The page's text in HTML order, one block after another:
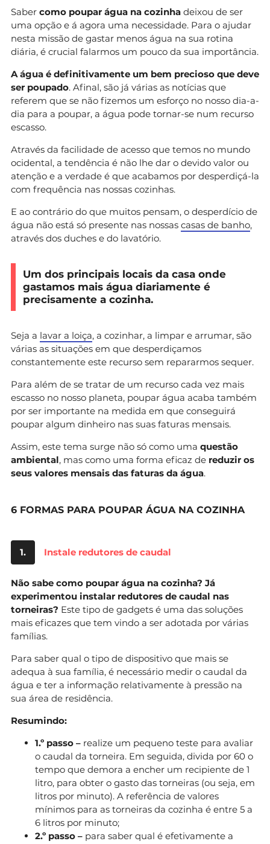
Saber como poupar água na cozinha deixou de ser
uma opção e á agora uma necessidade. Para o ajudar
nesta missão de gastar menos água na sua rotina
diária, é crucial falarmos um pouco da sua importância.
A água é definitivamente um bem precioso que deve
ser poupado. Afinal, são já várias as notícias que
referem que se não fizemos um esforço no nosso dia-a-
dia para a poupar, a água pode tornar-se num recurso
escasso.
Através da facilidade de acesso que temos no mundo
ocidental, a tendência é não lhe dar o devido valor ou
atenção e a verdade é que acabamos por desperdiçá-la
com frequência nas nossas cozinhas.
E ao contrário do que muitos pensam, o desperdício de
água não está só presente nas nossas casas de banho,
através dos duches e do lavatório.
Um dos principais locais da casa onde
gastamos mais água diariamente é
precisamente a cozinha.
Seja a lavar a loiça, a cozinhar, a limpar e arrumar, são
várias as situações em que desperdiçamos
constantemente este recurso sem repararmos sequer.
Para além de se tratar de um recurso cada vez mais
escasso no nosso planeta, poupar água acaba também
por ser importante na medida em que conseguirá
poupar algum dinheiro nas suas faturas mensais.
Assim, este tema surge não só como uma questão
ambiental, mas como uma forma eficaz de reduzir os
seus valores mensais das faturas da água.
6 FORMAS PARA POUPAR ÁGUA NA COZINHA
1. Instale redutores de caudal
Não sabe como poupar água na cozinha? Já
experimentou instalar redutores de caudal nas
torneiras? Este tipo de gadgets é uma das soluções
mais eficazes que tem vindo a ser adotada por várias
famílias.
Para saber qual o tipo de dispositivo que mais se
adequa à sua família, é necessário medir o caudal da
água e ter a informação relativamente à pressão na
sua área de residência.
Resumindo:
1.º passo – realize um pequeno teste para avaliar
o caudal da torneira. Em seguida, divida por 60 o
tempo que demora a encher um recipiente de 1
litro, para obter o gasto das torneiras (ou seja, em
litros por minuto). A referência de valores
mínimos para as torneiras da cozinha é entre 5 a
6 litros por minuto;
2.º passo – para saber qual é efetivamente a